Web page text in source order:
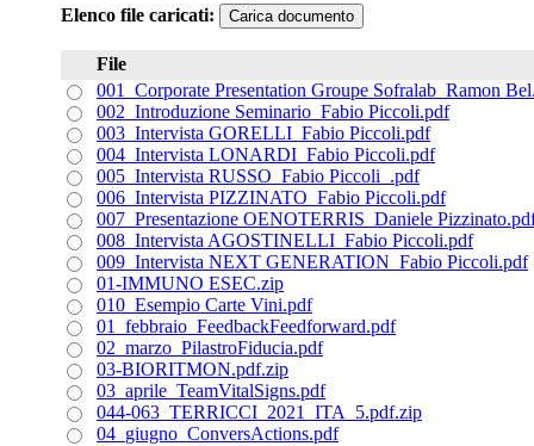
Elenco file caricati: Carica documento
File
001_Corporate Presentation Groupe Sofralab_Ramon
002_Introduzione Seminario_Fabio Piccoli.pdf
003_Intervista GORELLI_Fabio Piccoli.pdf
004_Intervista LONARDI_Fabio Piccoli.pdf
005_Intervista RUSSO_Fabio Piccoli_.pdf
006_Intervista PIZZINATO_Fabio Piccoli.pdf
007_Presentazione OENOTERRIS_Daniele
008_Intervista AGOSTINELLI_Fabio Piccoli.pdf
009_Intervista NEXT GENERATION_Fabio Piccoli.pdf
01-IMMUNO ESEC.zip
010_Esempio Carte Vini.pdf
01_febbraio_FeedbackFeedforward.pdf
02_marzo_PilastroFiducia.pdf
03-BIORITMON.pdf.zip
03_aprile_TeamVitalSigns.pdf
044-063_TERRICCI_2021_ITA_5.pdf.zip
04_giugno_ConversActions.pdf